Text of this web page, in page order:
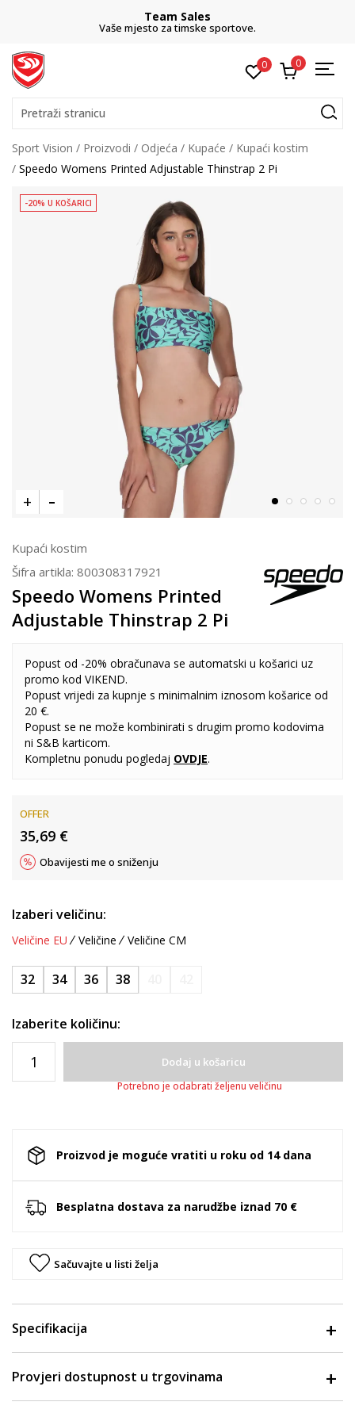
Team Sales
Vaše mjesto za timske sportove.
0 0
Pretraži stranicu
Sport Vision Proizvodi Odjeća Kupaće
Kupaći kostim
Speedo Womens Printed Adjustable Thinstrap 2 Pi
-20% U KOŠARICI
Kupaći kostim
Šifra artikla: 800308317921
Speedo Womens Printed
Adjustable Thinstrap 2 Pi
Popust od -20% obračunava se automatski u košarici uz
promo kod VIKEND.
Popust vrijedi za kupnje s minimalnim iznosom košarice od
20 €.
Popust se ne može kombinirati s drugim promo kodovima
ni S&B karticom.
Kompletnu ponudu pogledaj OVDJE.
OFFER
35,69 €
Obavijesti me o sniženju
Izaberi veličinu:
Veličine EU Veličine Veličine CM
32 34 36 38
Izaberite količinu:
Dodaj u košaricu
Potrebno je odabrati željenu veličinu
Proizvod je moguće vratiti u roku od 14 dana
Besplatna dostava za narudžbe iznad 70 €
Sačuvajte u listi želja
Specifikacija
Provjeri dostupnost u trgovinama